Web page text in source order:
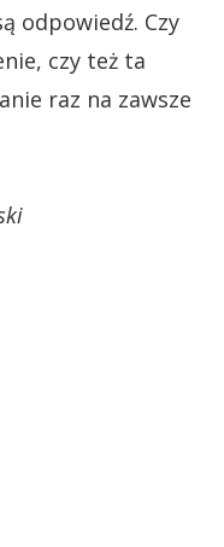
odpowiedź. Czy
czy też ta
raz na zawsze